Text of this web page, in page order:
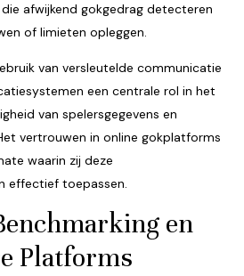
afwijkend gokgedrag detecteren
of limieten opleggen.
van versleutelde communicatie
een centrale rol in het
van spelersgegevens en
vertrouwen in online gokplatforms
waarin zij deze
effectief toepassen.
en
Platforms